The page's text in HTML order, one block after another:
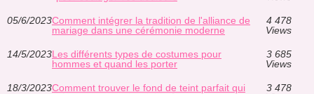
05/6/2023Comment intégrer la tradition de l'alliance de
mariage dans une cérémonie moderne
4 478
Views
14/5/2023Les différents types de costumes pour
hommes et quand les porter
3 685
Views
18/3/2023Comment trouver le fond de teint parfait qui
3 478